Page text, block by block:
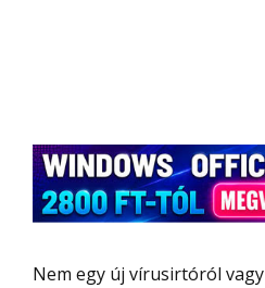
Nem egy új vírusirtóról vagy csodagyorsító